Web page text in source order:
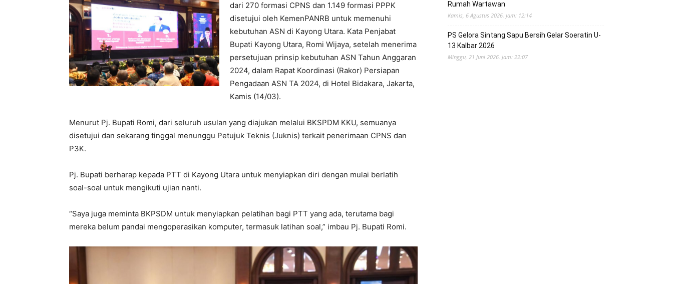
dari 270 formasi CPNS dan 1.149 formasi PPPK
disetujui oleh KemenPANRB untuk memenuhi
kebutuhan ASN di Kayong Utara. Kata Penjabat
Bupati Kayong Utara, Romi Wijaya, setelah menerima
persetujuan prinsip kebutuhan ASN Tahun Anggaran
2024, dalam Rapat Koordinasi (Rakor) Persiapan
Pengadaan ASN TA 2024, di Hotel Bidakara, Jakarta,
Kamis (14/03).
Menurut Pj. Bupati Romi, dari seluruh usulan yang diajukan melalui BKSPDM KKU, semuanya
disetujui dan sekarang tinggal menunggu Petujuk Teknis (Juknis) terkait penerimaan CPNS dan
P3K.
Pj. Bupati berharap kepada PTT di Kayong Utara untuk menyiapkan diri dengan mulai berlatih
soal-soal untuk mengikuti ujian nanti.
“Saya juga meminta BKPSDM untuk menyiapkan pelatihan bagi PTT yang ada, terutama bagi
mereka belum pandai mengoperasikan komputer, termasuk latihan soal,” imbau Pj. Bupati Romi.
Rumah Wartawan
Kamis, 6 Agustus 2026. Jam: 12:14
PS Gelora Sintang Sapu Bersih Gelar Soeratin U-
13 Kalbar 2026
Minggu, 21 Juni 2026. Jam: 22:07